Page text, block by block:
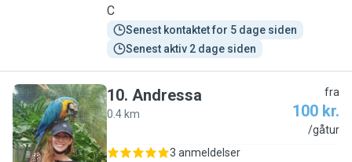
C
Senest kontaktet for 5 dage siden
Senest aktiv 2 dage siden
A
10. Andressa
0.4 km
fra
100 kr.
/gåtur
3 anmeldelser